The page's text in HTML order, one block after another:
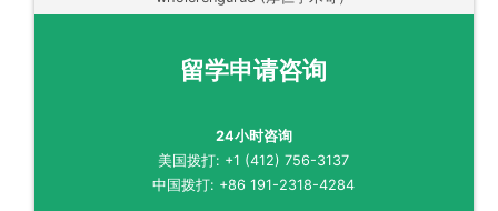
留学申请咨询
24小时咨询
美国拨打: +1 (412) 756-3137
中国拨打: +86 191-2318-4284